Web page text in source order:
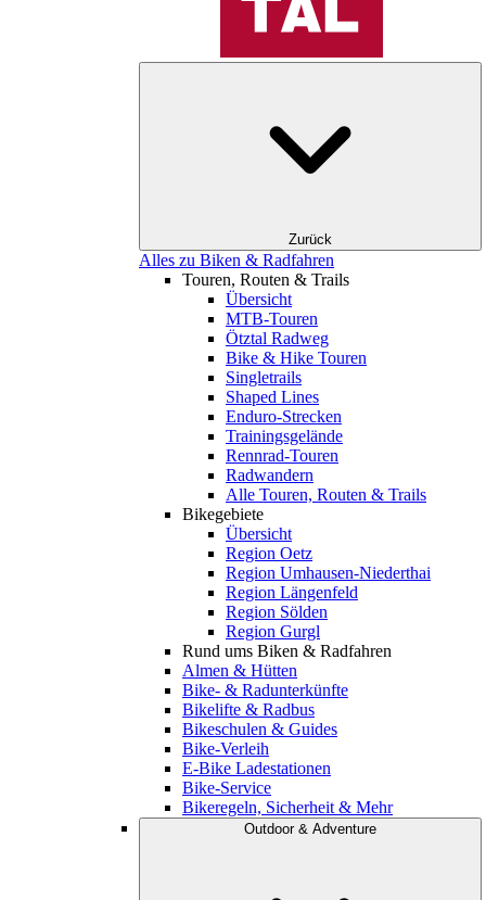
Zurück
Alles zu Biken & Radfahren
Touren, Routen & Trails
Übersicht
MTB-Touren
Ötztal Radweg
Bike & Hike Touren
Singletrails
Shaped Lines
Enduro-Strecken
Trainingsgelände
Rennrad-Touren
Radwandern
Alle Touren, Routen & Trails
Bikegebiete
Übersicht
Region Oetz
Region Umhausen-Niederthai
Region Längenfeld
Region Sölden
Region Gurgl
Rund ums Biken & Radfahren
Almen & Hütten
Bike- & Radunterkünfte
Bikelifte & Radbus
Bikeschulen & Guides
Bike-Verleih
E-Bike Ladestationen
Bike-Service
Bikeregeln, Sicherheit & Mehr
Outdoor & Adventure